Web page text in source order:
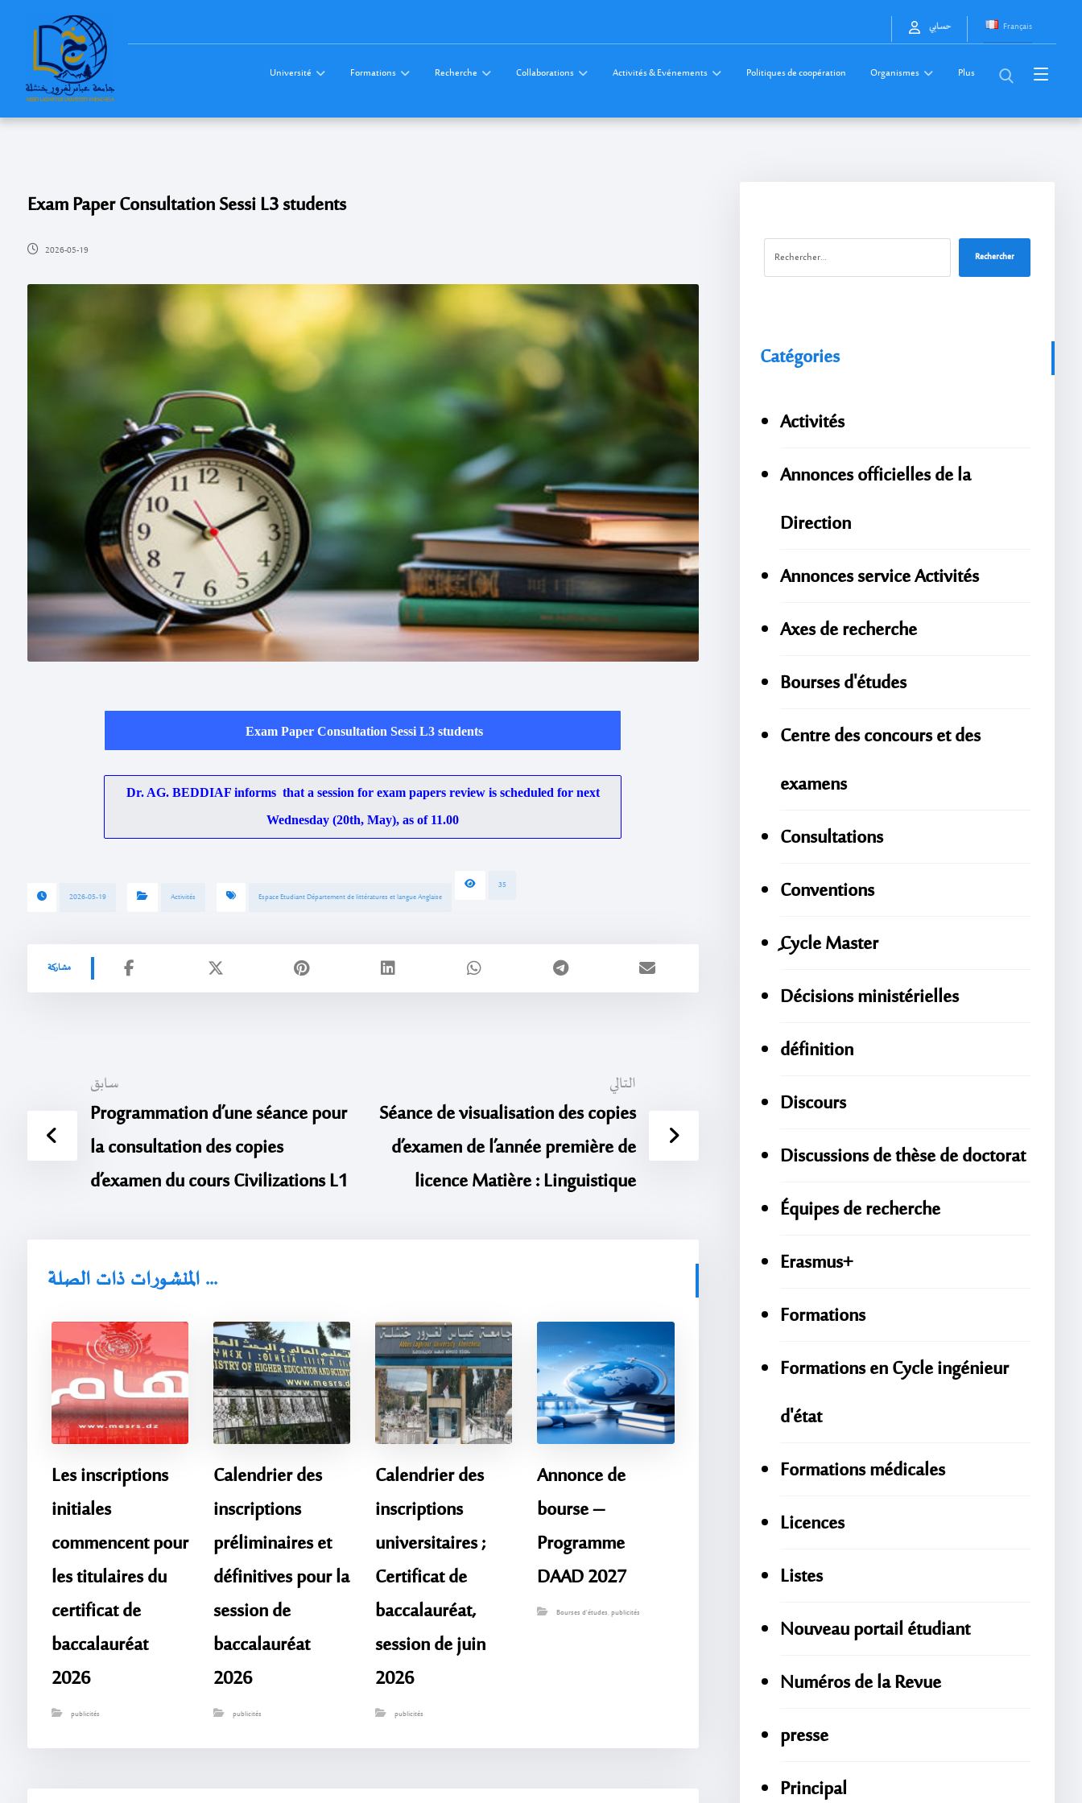
Français حسابي
Université Formations Recherche Collaborations Activités & Evénements Politiques de coopération Organismes Plus
Exam Paper Consultation Sessi L3 students
2026-05-19
Exam Paper Consultation SessiL3 students
Dr. AG. BEDDIAF informs that a session for exam papers review is scheduled for next
Wednesday (20th, May), as of 11.00
2026-05-19 Activités Espace Etudiant Département de littératures et langue Anglaise
35
سابق
Programmation d’une séance pour
la consultation des copies
d’examen du cours Civilizations L1
التالي
Séance de visualisation des copies
d’examen de l’année première de
licence Matière : Linguistique
المنشورات ذات الصلة ...
Les inscriptions
initiales
commencent pour
les titulaires du
certificat de
baccalauréat
2026
publicités
Calendrier des
inscriptions
préliminaires et
définitives pour la
session de
baccalauréat
2026
publicités
Calendrier des
inscriptions
universitaires ;
Certificat de
baccalauréat,
session de juin
2026
publicités
Annonce de
bourse –
Programme
DAAD 2027
Bourses d'études,publicités
Rechercher
Catégories
Activités
Annonces officielles de la
Direction
Annonces service Activités
Axes de recherche
Bourses d'études
Centre des concours et des
examens
Consultations
Conventions
ِِِCycle Master
Décisions ministérielles
définition
Discours
Discussions de thèse de doctorat
Équipes de recherche
Erasmus+
Formations
Formations en Cycle ingénieur
d'état
Formations médicales
Licences
Listes
Nouveau portail étudiant
Numéros de la Revue
presse
Principal